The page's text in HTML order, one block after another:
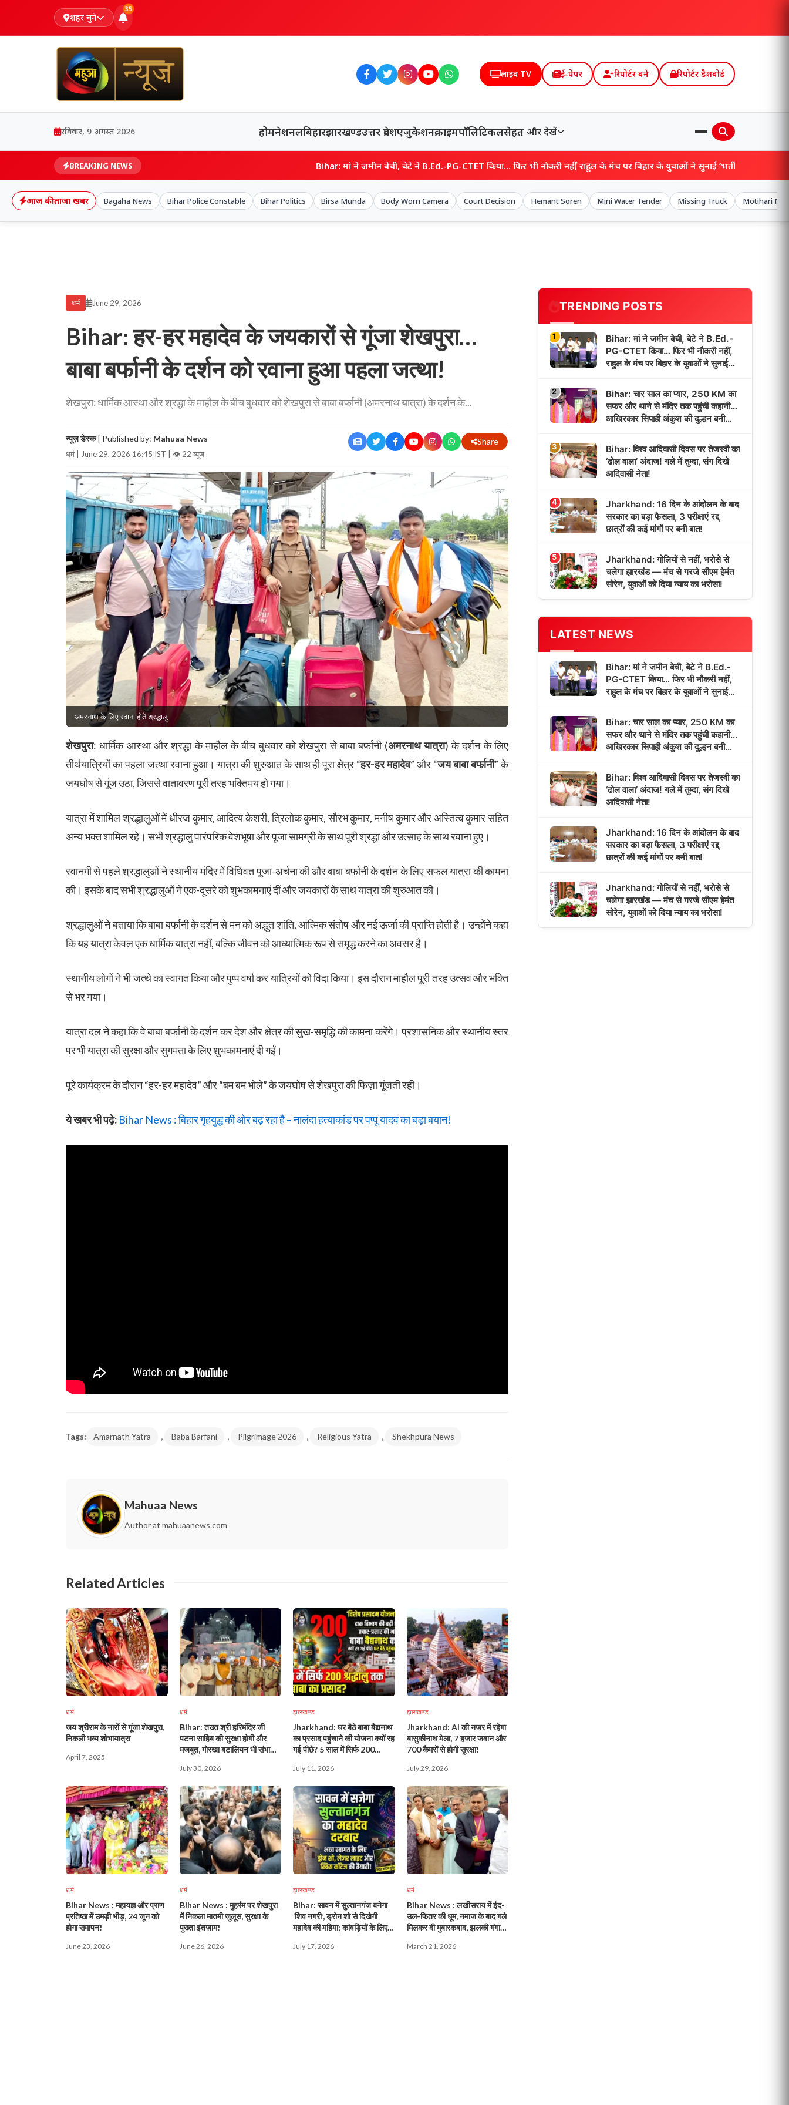
शहर चुनें
35
लाइव TV ई-पेपर रिपोर्टर बनें रिपोर्टर डैशबोर्ड
रविवार, 9 अगस्त 2026 होमनेशनलबिहारझारखण्डउत्तर प्रदेशएजुकेशनक्राइमपॉलिटिकलसेहत और देखें
BREAKING NEWS Bihar: मां ने जमीन बेची, बेटे ने B.Ed.-PG-CTET किया… फिर भी नौकरी नहीं, राहुल के मंच पर बिहार के युवाओं ने सुनाई ‘भर्ती इंतजार’ की कहानी!
आज की ताजा खबर Bagaha News Bihar Police Constable Bihar Politics Birsa Munda Body Worn Camera Court Decision Hemant Soren Mini Water Tender Missing Truck Motihari
धर्म June 29, 2026
Bihar: हर-हर महादेव के जयकारों से गूंजा शेखपुरा…
बाबा बर्फानी के दर्शन को रवाना हुआ पहला जत्था!
शेखपुरा: धार्मिक आस्था और श्रद्धा के माहौल के बीच बुधवार को शेखपुरा से बाबा बर्फानी (अमरनाथ यात्रा) के दर्शन के...
न्यूज़ डेस्क| Published by: Mahuaa News
धर्म | June 29, 2026 16:45 IST | 👁 22 व्यूज
Share
अमरनाथ के लिए रवाना होते श्रद्धालु
शेखपुरा: धार्मिक आस्था और श्रद्धा के माहौल के बीच बुधवार को शेखपुरा से बाबा बर्फानी (अमरनाथ यात्रा) के दर्शन के लिए
तीर्थयात्रियों का पहला जत्था रवाना हुआ। यात्रा की शुरुआत के साथ ही पूरा क्षेत्र “हर-हर महादेव” और “जय बाबा बर्फानी” के
जयघोष से गूंज उठा, जिससे वातावरण पूरी तरह भक्तिमय हो गया।
यात्रा में शामिल श्रद्धालुओं में धीरज कुमार, आदित्य केशरी, त्रिलोक कुमार, सौरभ कुमार, मनीष कुमार और अस्तित्व कुमार सहित
अन्य भक्त शामिल रहे। सभी श्रद्धालु पारंपरिक वेशभूषा और पूजा सामग्री के साथ पूरी श्रद्धा और उत्साह के साथ रवाना हुए।
रवानगी से पहले श्रद्धालुओं ने स्थानीय मंदिर में विधिवत पूजा-अर्चना की और बाबा बर्फानी के दर्शन के लिए सफल यात्रा की कामना
की। इसके बाद सभी श्रद्धालुओं ने एक-दूसरे को शुभकामनाएं दीं और जयकारों के साथ यात्रा की शुरुआत की।
श्रद्धालुओं ने बताया कि बाबा बर्फानी के दर्शन से मन को अद्भुत शांति, आत्मिक संतोष और नई ऊर्जा की प्राप्ति होती है। उन्होंने कहा
कि यह यात्रा केवल एक धार्मिक यात्रा नहीं, बल्कि जीवन को आध्यात्मिक रूप से समृद्ध करने का अवसर है।
स्थानीय लोगों ने भी जत्थे का स्वागत किया और पुष्प वर्षा कर यात्रियों को विदा किया। इस दौरान माहौल पूरी तरह उत्सव और भक्ति
से भर गया।
यात्रा दल ने कहा कि वे बाबा बर्फानी के दर्शन कर देश और क्षेत्र की सुख-समृद्धि की कामना करेंगे। प्रशासनिक और स्थानीय स्तर
पर भी यात्रा की सुरक्षा और सुगमता के लिए शुभकामनाएं दी गईं।
पूरे कार्यक्रम के दौरान “हर-हर महादेव” और “बम बम भोले” के जयघोष से शेखपुरा की फिज़ा गूंजती रही।
ये खबर भी पढ़े: Bihar News : बिहार गृहयुद्ध की ओर बढ़ रहा है – नालंदा हत्याकांड पर पप्पू यादव का बड़ा बयान!
Tags: Amarnath Yatra Baba Barfani Pilgrimage 2026 Religious Yatra Shekhpura News
Mahuaa News
Author at mahuaanews.com
Related Articles
धर्म
जय श्रीराम के नारों से गूंजा शेखपुरा,
निकली भव्य शोभायात्रा
April 7, 2025
धर्म
Bihar: तख्त श्री हरिमंदिर जी
पटना साहिब की सुरक्षा होगी और
मजबूत, गोरखा बटालियन भी संभालेगी
July 30, 2026
झारखण्ड
Jharkhand: घर बैठे बाबा बैद्यनाथ
का प्रसाद पहुंचाने की योजना क्यों रह
गई पीछे? 5 साल में सिर्फ 200
July 11, 2026
झारखण्ड
Jharkhand: AI की नजर में रहेगा
बासुकीनाथ मेला, 7 हजार जवान और
700 कैमरों से होगी सुरक्षा!
July 29, 2026
धर्म
Bihar News : महायज्ञ और प्राण
प्रतिष्ठा में उमड़ी भीड़, 24 जून को
होगा समापन!
June 23, 2026
धर्म
Bihar News : मुहर्रम पर शेखपुरा
में निकला मातमी जुलूस, सुरक्षा के
पुख्ता इंतज़ाम!
June 26, 2026
झारखण्ड
Bihar: सावन में सुल्तानगंज बनेगा
‘शिव नगरी’, ड्रोन शो से दिखेगी
महादेव की महिमा; कांवड़ियों के लिए
July 17, 2026
धर्म
Bihar News : लखीसराय में ईद-
उल-फितर की धूम, नमाज के बाद गले
मिलकर दी मुबारकबाद, झलकी गंगा-
March 21, 2026
TRENDING POSTS
1
Bihar: मां ने जमीन बेची, बेटे ने B.Ed.-
PG-CTET किया… फिर भी नौकरी नहीं,
राहुल के मंच पर बिहार के युवाओं ने सुनाई
2
Bihar: चार साल का प्यार, 250 KM का
सफर और थाने से मंदिर तक पहुंची कहानी…
आखिरकार सिपाही अंकुश की दुल्हन बनी
3
Bihar: विश्व आदिवासी दिवस पर तेजस्वी का
‘ढोल वाला’ अंदाज! गले में तुम्दा, संग दिखे
आदिवासी नेता!
4
Jharkhand: 16 दिन के आंदोलन के बाद
सरकार का बड़ा फैसला, 3 परीक्षाएं रद्द,
छात्रों की कई मांगों पर बनी बात!
5
Jharkhand: गोलियों से नहीं, भरोसे से
चलेगा झारखंड — मंच से गरजे सीएम हेमंत
सोरेन, युवाओं को दिया न्याय का भरोसा!
LATEST NEWS
Bihar: मां ने जमीन बेची, बेटे ने B.Ed.-
PG-CTET किया… फिर भी नौकरी नहीं,
राहुल के मंच पर बिहार के युवाओं ने सुनाई
Bihar: चार साल का प्यार, 250 KM का
सफर और थाने से मंदिर तक पहुंची कहानी…
आखिरकार सिपाही अंकुश की दुल्हन बनी
Bihar: विश्व आदिवासी दिवस पर तेजस्वी का
‘ढोल वाला’ अंदाज! गले में तुम्दा, संग दिखे
आदिवासी नेता!
Jharkhand: 16 दिन के आंदोलन के बाद
सरकार का बड़ा फैसला, 3 परीक्षाएं रद्द,
छात्रों की कई मांगों पर बनी बात!
Jharkhand: गोलियों से नहीं, भरोसे से
चलेगा झारखंड — मंच से गरजे सीएम हेमंत
सोरेन, युवाओं को दिया न्याय का भरोसा!